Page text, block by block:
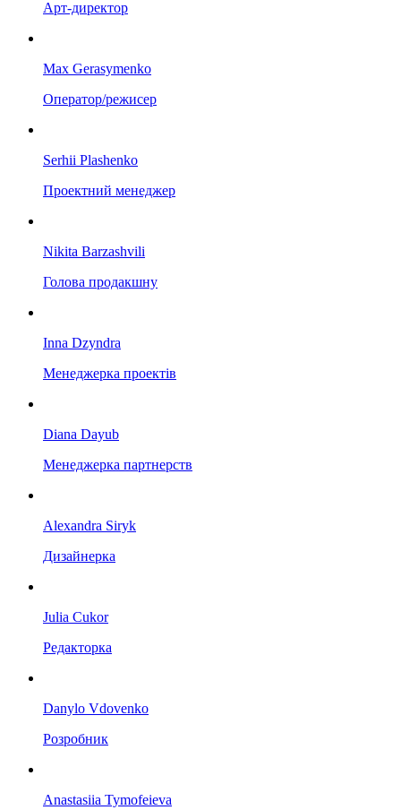
Арт-директор
Max Gerasymenko
Оператор/режисер
Serhii Plashenko
Проектний менеджер
Nikita Barzashvili
Голова продакшну
Inna Dzyndra
Менеджерка проектів
Diana Dayub
Менеджерка партнерств
Alexandra Siryk
Дизайнерка
Julia Cukor
Редакторка
Danylo Vdovenko
Розробник
Anastasiia Tymofeieva